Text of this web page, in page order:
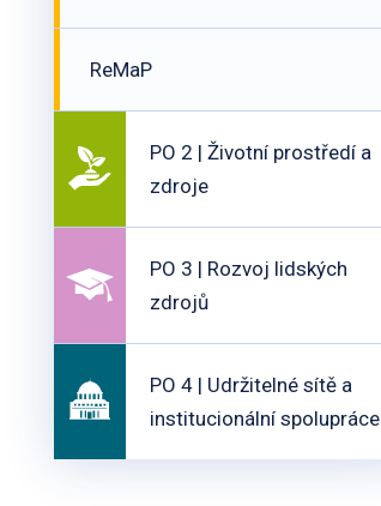
ReMaP
PO 2 | Životní prostředí a
zdroje
PO 3 | Rozvoj lidských
zdrojů
PO 4 | Udržitelné sítě a
institucionální spolupráce